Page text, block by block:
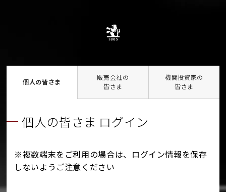
個人の皆さま
販売会社の
皆さま
機関投資家の
皆さま
個人の皆さま ログイン
※複数端末をご利用の場合は、ログイン情報を保存
しないようご注意ください